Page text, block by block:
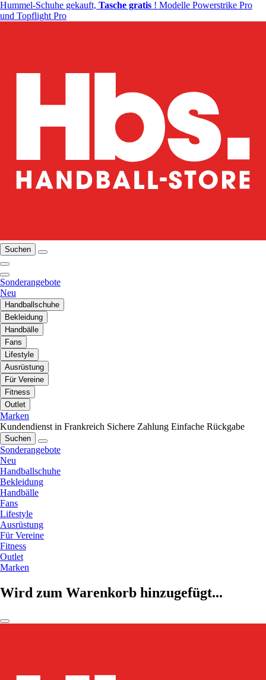
Hummel-Schuhe gekauft, Tasche gratis ! Modelle Powerstrike Pro
und Topflight Pro
Suchen
Sonderangebote
Neu
Handballschuhe
Bekleidung
Handbälle
Fans
Lifestyle
Ausrüstung
Für Vereine
Fitness
Outlet
Marken
Kundendienst in Frankreich Sichere Zahlung Einfache Rückgabe
Suchen
Sonderangebote
Neu
Handballschuhe
Bekleidung
Handbälle
Fans
Lifestyle
Ausrüstung
Für Vereine
Fitness
Outlet
Marken
Wird zum Warenkorb hinzugefügt...